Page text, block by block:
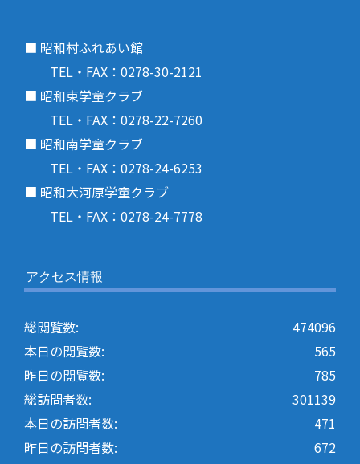
■ 昭和村ふれあい館
TEL・FAX：0278-30-2121
■ 昭和東学童クラブ
TEL・FAX：0278-22-7260
■ 昭和南学童クラブ
TEL・FAX：0278-24-6253
■ 昭和大河原学童クラブ
TEL・FAX：0278-24-7778
アクセス情報
474096
総閲覧数:
565
本日の閲覧数:
785
昨日の閲覧数:
301139
総訪問者数:
471
本日の訪問者数:
672
昨日の訪問者数: